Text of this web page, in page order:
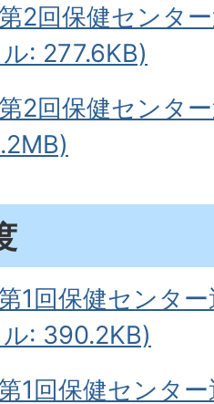
2回保健センタ
: 277.6KB)
2回保健センタ
1回保健センタ
: 390.2KB)
1回保健センタ